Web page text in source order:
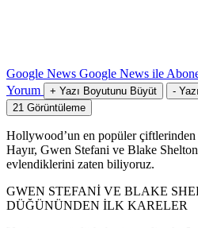
Google News Google News ile
Yorum
+ Yazı Boyutunu Büyüt -
21 Görüntüleme
Hollywood’un en popüler
Hayır, Gwen Stefani ve Blake
evlendiklerini zaten biliyoruz.
GWEN STEFANİ VE BLAKE
DÜĞÜNÜNDEN İLK KARELER